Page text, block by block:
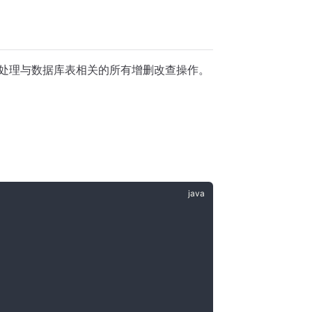
理与数据库表相关的所有增删改查操作。